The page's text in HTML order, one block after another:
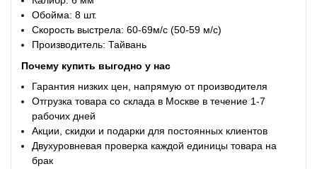
Обойма: 8 шт.
Скорость выстрела: 60-69м/с (50-59 м/с)
Производитель: Тайвань
Почему купить выгодно у нас
Гарантия низких цен, напрямую от производителя
Отгрузка товара со склада в Москве в течение 1-7
рабочих дней
Акции, скидки и подарки для постоянных клиентов
Двухуровневая проверка каждой единицы товара на
брак